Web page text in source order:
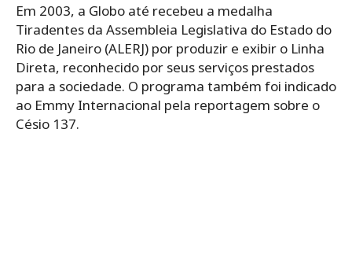
Em 2003, a Globo até recebeu a medalha
Tiradentes da Assembleia Legislativa do Estado do
Rio de Janeiro (ALERJ) por produzir e exibir o Linha
Direta, reconhecido por seus serviços prestados
para a sociedade. O programa também foi indicado
ao Emmy Internacional pela reportagem sobre o
Césio 137.